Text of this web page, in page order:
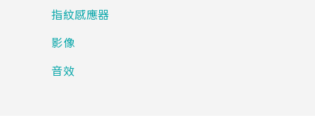
應用程式
支援服務
指紋感應器
影像
音效